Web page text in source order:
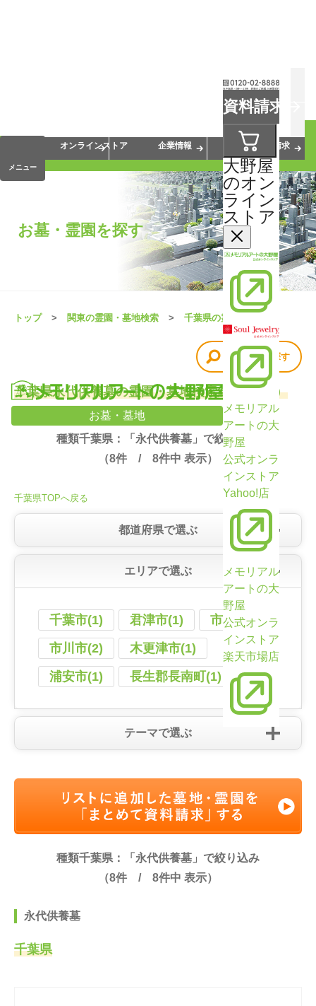
お墓・墓地
資料請求
大野屋
のオン
ライン
ストア
メモリアル
アートの大
野屋
公式オンラ
インストア
Yahoo!店
メモリアル
アートの大
野屋
公式オンラ
インストア
楽天市場店
メニュー
会員サービス
オンラインストア
企業情報 資料請求
お墓・霊園を探す
トップ 関東の霊園・墓地検索 千葉県の霊園・墓地
千葉県永代供養墓の霊園・墓地検索結果（8件）
他の条件で探す
種類千葉県：「永代供養墓」で絞り込み
（8件 / 8件中 表示）
千葉県TOPへ戻る
都道府県で選ぶ
エリアで選ぶ
千葉市(1) 君津市(1)
市原市(1)
市川市(2)
木更津市(1)
浦安市(1)
長生郡長南町(1)
テーマで選ぶ
種類千葉県：「永代供養墓」で絞り込み
（8件 / 8件中 表示）
永代供養墓
千葉県